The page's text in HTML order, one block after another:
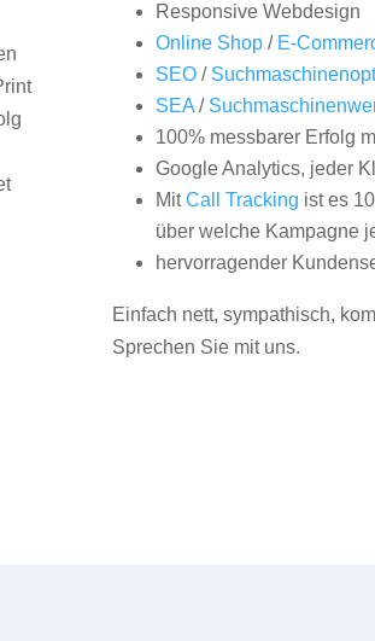
Responsive Webdesign
Online Shop/ E-
SEO/
SEA/
100% messbarer Erfolg
Google Analytics, jeder
MitCall Tracking ist es
über welche Kampagne
hervorragender
Einfach nett, sympathisch,
Sprechen Sie mit uns.